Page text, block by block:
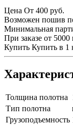
Цена От 400 руб.
Возможен пошив
Минимальная
При заказе от
Купить Купить в 1
Толщина полотна
Тип полотна
Грузоподъемность